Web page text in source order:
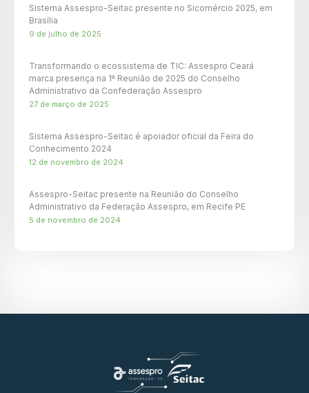
Sistema Assespro-Seitac presente no Sicomércio 2025, em
Brasília
9 de julho de 2025
Transformando o ecossistema de TIC: Assespro Ceará
marca presença na 1ª Reunião de 2025 do Conselho
Administrativo da Confederação Assespro
27 de março de 2025
Sistema Assespro-Seitac é apoiador oficial da Feira do
Conhecimento 2024
12 de novembro de 2024
Assespro-Seitac presente na Reunião do Conselho
Administrativo da Federação Assespro, em Recife PE
5 de novembro de 2024